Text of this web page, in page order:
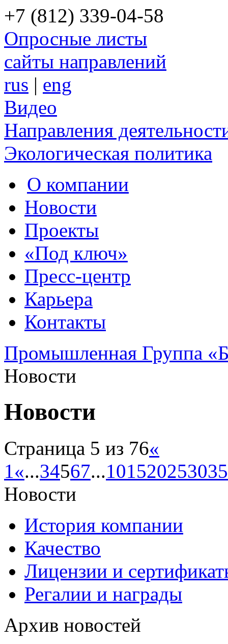
+7 (812) 339-04-58
Опросные листы
сайты направлений
rus | eng
Видео
Направления
Экологическая политика
О компании
Новости
Проекты
«Под ключ»
Пресс-центр
Карьера
Контакты
Промышленная Группа
Новости
Новости
Страница 5 из 76«
1«...34567...101520253035
Новости
История компании
Качество
Лицензии и
Регалии и награды
Архив новостей